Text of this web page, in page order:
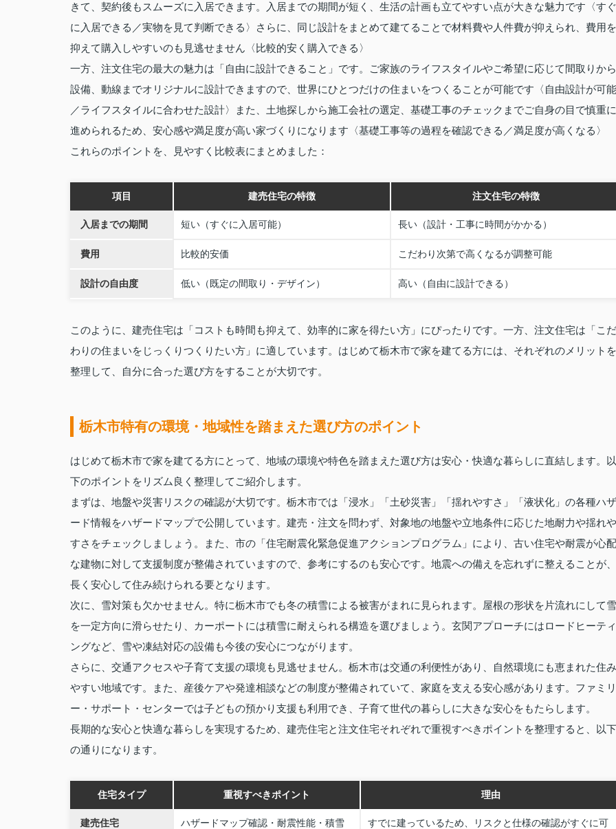
きて、契約後もスムーズに入居できます。入居までの期間が短く、生活の計画も立てやすい点が大きな魅力です〈すぐ
に入居できる／実物を見て判断できる〉さらに、同じ設計をまとめて建てることで材料費や人件費が抑えられ、費用を
抑えて購入しやすいのも見逃せません〈比較的安く購入できる〉
一方、注文住宅の最大の魅力は「自由に設計できること」です。ご家族のライフスタイルやご希望に応じて間取りから
設備、動線までオリジナルに設計できますので、世界にひとつだけの住まいをつくることが可能です〈自由設計が可能
／ライフスタイルに合わせた設計〉また、土地探しから施工会社の選定、基礎工事のチェックまでご自身の目で慎重に
進められるため、安心感や満足度が高い家づくりになります〈基礎工事等の過程を確認できる／満足度が高くなる〉
これらのポイントを、見やすく比較表にまとめました：
項目 建売住宅の特徴 注文住宅の特徴
入居までの期間 短い（すぐに入居可能） 長い（設計・工事に時間がかかる）
費用 比較的安価 こだわり次第で高くなるが調整可能
設計の自由度 低い（既定の間取り・デザイン） 高い（自由に設計できる）
このように、建売住宅は「コストも時間も抑えて、効率的に家を得たい方」にぴったりです。一方、注文住宅は「こだ
わりの住まいをじっくりつくりたい方」に適しています。はじめて栃木市で家を建てる方には、それぞれのメリットを
整理して、自分に合った選び方をすることが大切です。
栃木市特有の環境・地域性を踏まえた選び方のポイント
はじめて栃木市で家を建てる方にとって、地域の環境や特色を踏まえた選び方は安心・快適な暮らしに直結します。以
下のポイントをリズム良く整理してご紹介します。
まずは、地盤や災害リスクの確認が大切です。栃木市では「浸水」「土砂災害」「揺れやすさ」「液状化」の各種ハザ
ード情報をハザードマップで公開しています。建売・注文を問わず、対象地の地盤や立地条件に応じた地耐力や揺れや
すさをチェックしましょう。また、市の「住宅耐震化緊急促進アクションプログラム」により、古い住宅や耐震が心配
な建物に対して支援制度が整備されていますので、参考にするのも安心です。地震への備えを忘れずに整えることが、
長く安心して住み続けられる要となります。
次に、雪対策も欠かせません。特に栃木市でも冬の積雪による被害がまれに見られます。屋根の形状を片流れにして雪
を一定方向に滑らせたり、カーポートには積雪に耐えられる構造を選びましょう。玄関アプローチにはロードヒーティ
ングなど、雪や凍結対応の設備も今後の安心につながります。
さらに、交通アクセスや子育て支援の環境も見逃せません。栃木市は交通の利便性があり、自然環境にも恵まれた住み
やすい地域です。また、産後ケアや発達相談などの制度が整備されていて、家庭を支える安心感があります。ファミリ
ー・サポート・センターでは子どもの預かり支援も利用でき、子育て世代の暮らしに大きな安心をもたらします。
長期的な安心と快適な暮らしを実現するため、建売住宅と注文住宅それぞれで重視すべきポイントを整理すると、以下
の通りになります。
住宅タイプ 重視すべきポイント 理由
建売住宅
ハザードマップ確認・耐震性能・積雪
すでに建っているため、リスクと仕様の確認がすぐに可